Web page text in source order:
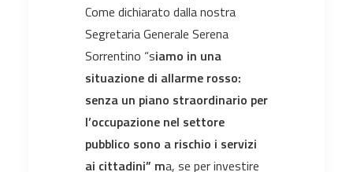
Come dichiarato dalla nostra
Segretaria Generale Serena
Sorrentino “siamo in una
situazione di allarme rosso:
senza un piano straordinario per
l’occupazione nel settore
pubblico sono a rischio i servizi
ai cittadini” ma, se per investire